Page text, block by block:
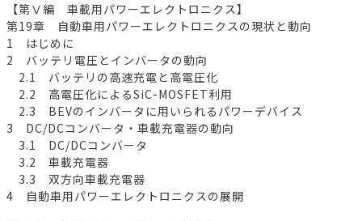
【第Ⅴ編 車載用パワーエレクトロニクス】
第19章 自動車用パワーエレクトロニクスの現状と動向
1 はじめに
2 バッテリ電圧とインバータの動向
2.1 バッテリの高速充電と高電圧化
2.2 高電圧化によるSiC-MOSFET利用
2.3 BEVのインバータに用いられるパワーデバイス
3 DC/DCコンバータ・車載充電器の動向
3.1 DC/DCコンバータ
3.2 車載充電器
3.3 双方向車載充電器
4 自動車用パワーエレクトロニクスの展開